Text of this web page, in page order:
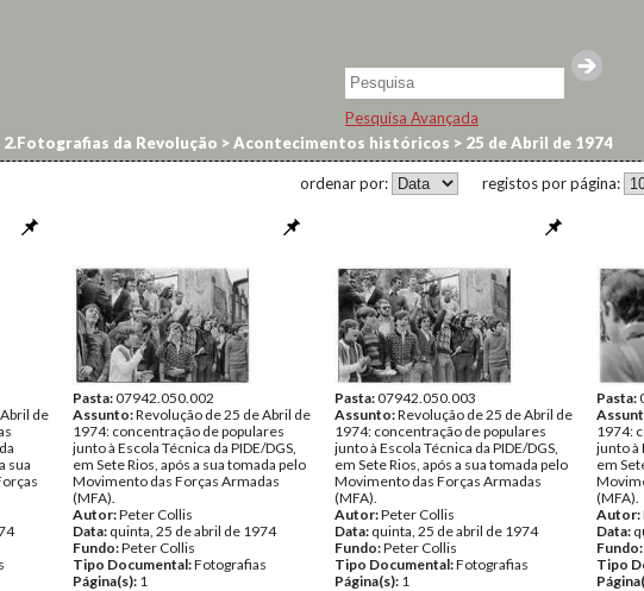
Pesquisa Avançada
2.Fotografias da Revolução >Acontecimentos históricos > 25 de Abril de 1974
registos por página:
ordenar por:
de
sua
Pasta:07942.050.002
Assunto:Revolução de 25 de Abril de
1974: concentração de populares
junto à Escola Técnica da PIDE/DGS,
em Sete Rios, após a sua tomada pelo
Movimento das Forças Armadas
(MFA).
Autor:Peter Collis
Data: quinta, 25 de abril de 1974
Fundo:Peter Collis
Tipo Documental:Fotografias
Página(s): 1
Pasta:07942.050.003
Assunto:Revolução de 25 de Abril de
1974: concentração de populares
junto à Escola Técnica da PIDE/DGS,
em Sete Rios, após a sua tomada pelo
Movimento das Forças Armadas
(MFA).
Autor:Peter Collis
Data: quinta, 25 de abril de 1974
Fundo:Peter Collis
Tipo Documental:Fotografias
Página(s): 1
Pasta:
1974:
junto à
em
(MFA).
Autor:
Data:
Fundo:
Tipo